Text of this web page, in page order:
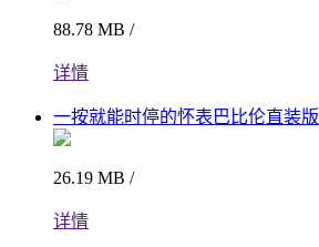
88.78 MB /
详情
一按就能时停的怀表巴比伦直装版
26.19 MB /
详情